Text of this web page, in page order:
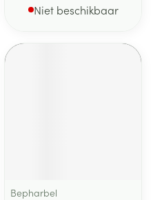
Niet beschikbaar
Bepharbel